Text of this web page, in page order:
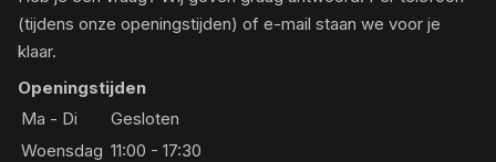
(tijdens onze openingstijden) of e-mail staan we voor je
klaar.
Openingstijden
Ma - Di
Gesloten
Woensdag 11:00 - 17:30